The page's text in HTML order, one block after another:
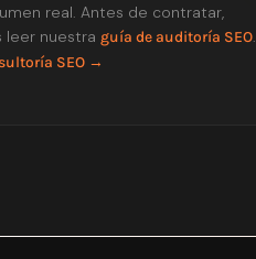
real. Antes de contratar,
leer nuestra guía de auditoría SEO.
SEO →